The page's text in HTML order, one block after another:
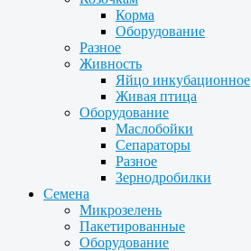
Корма
Оборудование
Разное
Живность
Яйцо инкубационное
Живая птица
Оборудование
Маслобойки
Сепараторы
Разное
Зернодробилки
Семена
Микрозелень
Пакетированные
Оборудование